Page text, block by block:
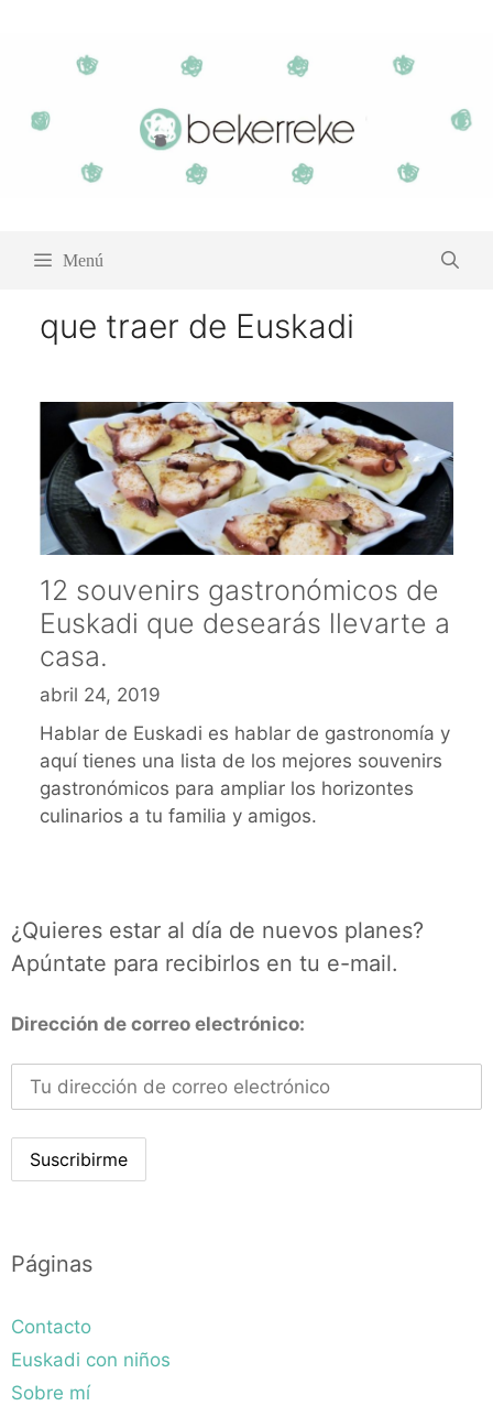
contenido
Menú
que traer de Euskadi
12 souvenirs gastronómicos de
Euskadi que desearás llevarte a
casa.
abril 24, 2019
Hablar de Euskadi es hablar de gastronomía y
aquí tienes una lista de los mejores souvenirs
gastronómicos para ampliar los horizontes
culinarios a tu familia y amigos.
¿Quieres estar al día de nuevos planes?
Apúntate para recibirlos en tu e-mail.
Dirección de correo electrónico:
Páginas
Contacto
Euskadi con niños
Sobre mí